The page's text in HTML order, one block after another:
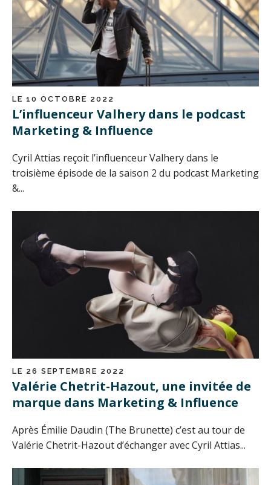
LE 10 OCTOBRE 2022
L’influenceur Valhery dans le podcast
Marketing & Influence
Cyril Attias reçoit l’influenceur Valhery dans le
troisième épisode de la saison 2 du podcast Marketing
&...
LE 26 SEPTEMBRE 2022
Valérie Chetrit-Hazout, une invitée de
marque dans Marketing & Influence
Après Émilie Daudin (The Brunette) c’est au tour de
Valérie Chetrit-Hazout d’échanger avec Cyril Attias...